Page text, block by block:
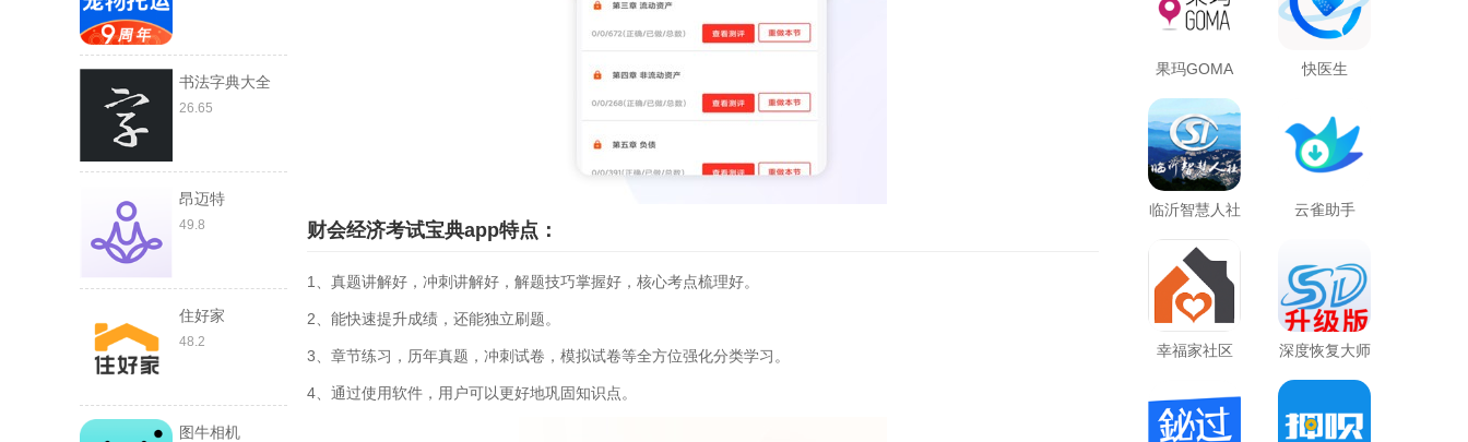
书法字典大全
26.65
昂迈特
49.8
住好家
48.2
图牛相机
财会经济考试宝典app特点：
1、真题讲解好，冲刺讲解好，解题技巧掌握好，核心考点梳理好。
2、能快速提升成绩，还能独立刷题。
3、章节练习，历年真题，冲刺试卷，模拟试卷等全方位强化分类学习。
4、通过使用软件，用户可以更好地巩固知识点。
果玛GOMA 快医生
临沂智慧人社 云雀助手
幸福家社区 深度恢复大师